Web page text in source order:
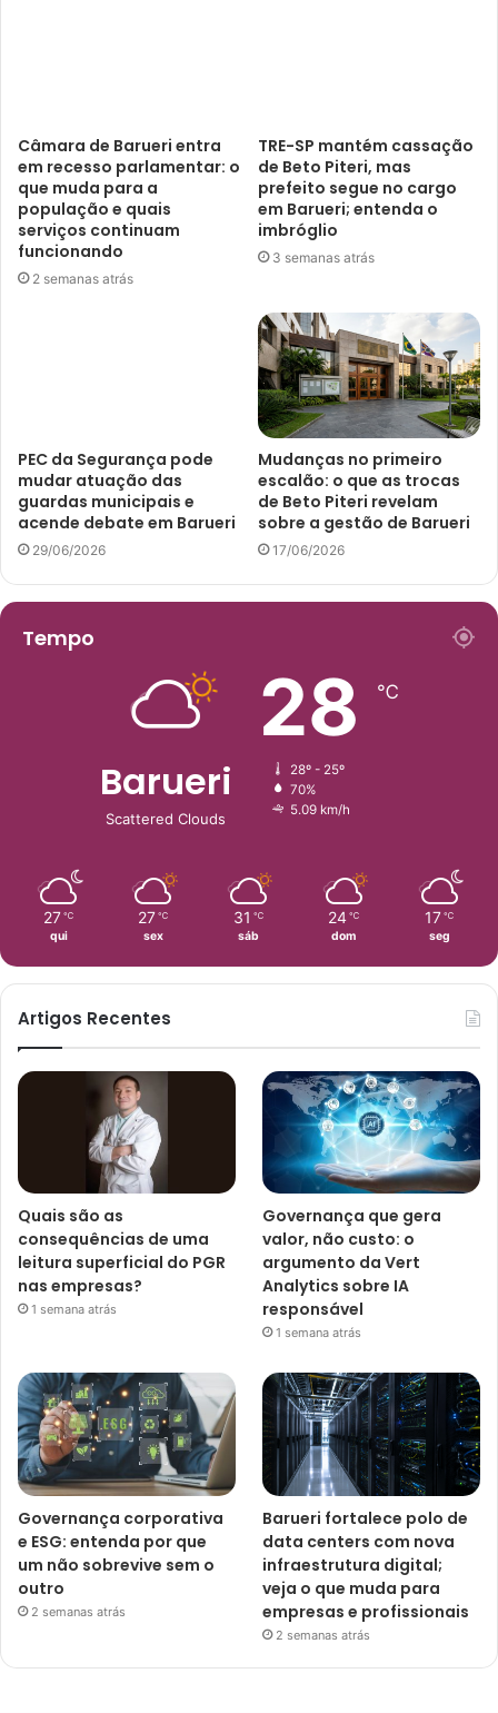
Câmara de Barueri entra
em recesso parlamentar: o
que muda para a
população e quais
serviços continuam
funcionando
2 semanas atrás
TRE-SP mantém cassação
de Beto Piteri, mas
prefeito segue no cargo
em Barueri; entenda o
imbróglio
3 semanas atrás
PEC da Segurança pode
mudar atuação das
guardas municipais e
acende debate em Barueri
29/06/2026
Mudanças no primeiro
escalão: o que as trocas
de Beto Piteri revelam
sobre a gestão de Barueri
17/06/2026
Tempo
Barueri
Scattered Clouds
28 ℃
28º - 25º
70%
5.09 km/h
27 ℃
qui
27 ℃
sex
31 ℃
sáb
24 ℃
dom
17 ℃
seg
Artigos Recentes
Quais são as
consequências de uma
leitura superficial do PGR
nas empresas?
1 semana atrás
Governança que gera
valor, não custo: o
argumento da Vert
Analytics sobre IA
responsável
1 semana atrás
Governança corporativa
e ESG: entenda por que
um não sobrevive sem o
outro
2 semanas atrás
Barueri fortalece polo de
data centers com nova
infraestrutura digital;
veja o que muda para
empresas e profissionais
2 semanas atrás